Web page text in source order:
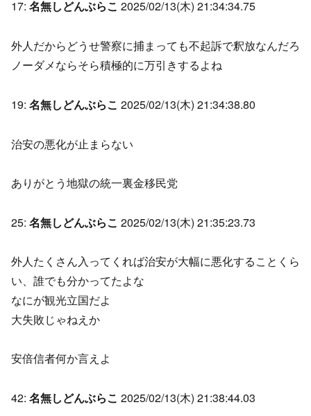
17: 名無しどんぶらこ 2025/02/13(木) 21:34:34.75
外人だからどうせ警察に捕まっても不起訴で釈放なんだろ
ノーダメならそら積極的に万引きするよね
19: 名無しどんぶらこ 2025/02/13(木) 21:34:38.80
治安の悪化が止まらない
ありがとう地獄の統一裏金移民党
25: 名無しどんぶらこ 2025/02/13(木) 21:35:23.73
外人たくさん入ってくれば治安が大幅に悪化することくら
い、誰でも分かってたよな
なにが観光立国だよ
大失敗じゃねえか
安倍信者何か言えよ
42: 名無しどんぶらこ 2025/02/13(木) 21:38:44.03